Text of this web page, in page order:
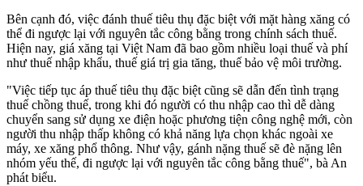
Bên cạnh đó, việc đánh thuế tiêu thụ đặc biệt với mặt hàng xăng có
thể đi ngược lại với nguyên tắc công bằng trong chính sách thuế.
Hiện nay, giá xăng tại Việt Nam đã bao gồm nhiều loại thuế và phí
như thuế nhập khẩu, thuế giá trị gia tăng, thuế bảo vệ môi trường.
"Việc tiếp tục áp thuế tiêu thụ đặc biệt cũng sẽ dẫn đến tình trạng
thuế chồng thuế, trong khi đó người có thu nhập cao thì dễ dàng
chuyển sang sử dụng xe điện hoặc phương tiện công nghệ mới, còn
người thu nhập thấp không có khả năng lựa chọn khác ngoài xe
máy, xe xăng phổ thông. Như vậy, gánh nặng thuế sẽ đè nặng lên
nhóm yếu thế, đi ngược lại với nguyên tắc công bằng thuế", bà An
phát biểu.